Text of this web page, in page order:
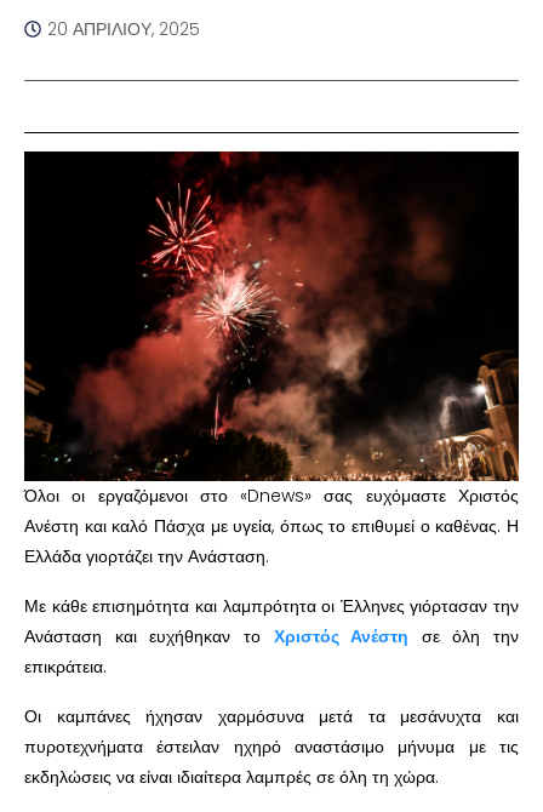
20 ΑΠΡΙΛΊΟΥ, 2025
Όλοι οι εργαζόμενοι στο «Dnews» σας ευχόμαστε Χριστός
Ανέστη και καλό Πάσχα με υγεία, όπως το επιθυμεί ο καθένας. Η
Ελλάδα γιορτάζει την Ανάσταση.
Με κάθε επισημότητα και λαμπρότητα οι Έλληνες γιόρτασαν την
Ανάσταση και ευχήθηκαν το Χριστός Ανέστη σε όλη την
επικράτεια.
Οι καμπάνες ήχησαν χαρμόσυνα μετά τα μεσάνυχτα και
πυροτεχνήματα έστειλαν ηχηρό αναστάσιμο μήνυμα με τις
εκδηλώσεις να είναι ιδιαίτερα λαμπρές σε όλη τη χώρα.